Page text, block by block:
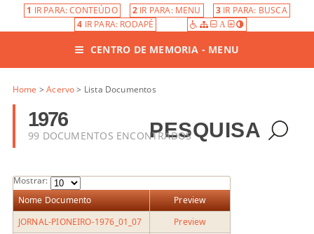
1 IR PARA: CONTEÚDO 2 IR PARA: MENU 3 IR PARA: BUSCA
4 IR PARA: RODAPÉ A
CENTRO DE MEMORIA - MENU
Home >Acervo> Lista Documentos
1976
99 DOCUMENTOS ENCONTRADOSPESQUISA
Mostrar:
Nome Documento
Preview
JORNAL-PIONEIRO-1976_01_07
Preview